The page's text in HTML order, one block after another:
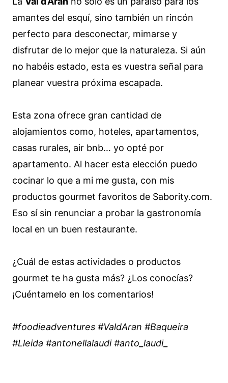
amantes del esquí, sino también un rincón
perfecto para desconectar, mimarse y
disfrutar de lo mejor que la naturaleza. Si aún
no habéis estado, esta es vuestra señal para
planear vuestra próxima escapada.
Esta zona ofrece gran cantidad de
alojamientos como, hoteles, apartamentos,
casas rurales, air bnb… yo opté por
apartamento. Al hacer esta elección puedo
cocinar lo que a mi me gusta, con mis
productos gourmet favoritos de Sabority.com.
Eso sí sin renunciar a probar la gastronomía
local en un buen restaurante.
¿Cuál de estas actividades o productos
gourmet te ha gusta más? ¿Los conocías?
¡Cuéntamelo en los comentarios!
#foodieadventures #ValdAran #Baqueira
#Lleida #antonellalaudi #anto_laudi_